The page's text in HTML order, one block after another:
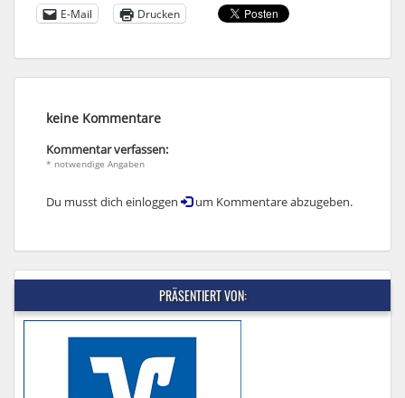
E-Mail
Drucken
keine Kommentare
Kommentar verfassen:
* notwendige Angaben
Du musst dich einloggen um Kommentare abzugeben.
PRÄSENTIERT VON: